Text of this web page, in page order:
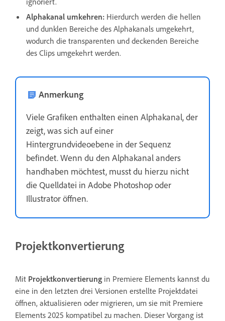
Alphakanal umkehren: Hierdurch werden die hellen
und dunklen Bereiche des Alphakanals umgekehrt,
wodurch die transparenten und deckenden Bereiche
des Clips umgekehrt werden.
Anmerkung
Viele Grafiken enthalten einen Alphakanal, der
zeigt, was sich auf einer
Hintergrundvideoebene in der Sequenz
befindet. Wenn du den Alphakanal anders
handhaben möchtest, musst du hierzu nicht
die Quelldatei in Adobe Photoshop oder
Illustrator öffnen.
Projektkonvertierung
Mit Projektkonvertierung in Premiere Elements kannst du
eine in den letzten drei Versionen erstellte Projektdatei
öffnen, aktualisieren oder migrieren, um sie mit Premiere
Elements 2025 kompatibel zu machen. Dieser Vorgang ist